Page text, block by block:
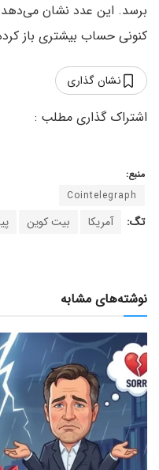
برسد. این عدد نشان می‌دهد
کنونی حساب بیشتری باز
نشان گذاری
منبع:
Cointelegraph
تگ: آمریکا بیت کوین
نوشته‌های مشابه